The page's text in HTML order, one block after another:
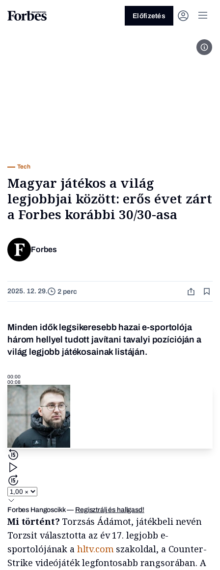
Előfizetés
Tech
Magyar játékos a világ
legjobbjai között: erős évet zárt
a Forbes korábbi 30/30-asa
Forbes
2025. 12. 29. 2 perc
Minden idők legsikeresebb hazai e-sportolója
három hellyel tudott javítani tavalyi pozícióján a
világ legjobb játékosainak listáján.
00:00
00:08
Forbes Hangoscikk— Regisztrálj és hallgasd!
Mi történt? Torzsás Ádámot, játékbeli nevén
Torzsit választotta az év 17. legjobb e-
sportolójának a hltv.comszakoldal, a Counter-
Strike videójáték legfontosabb rangsorában. A